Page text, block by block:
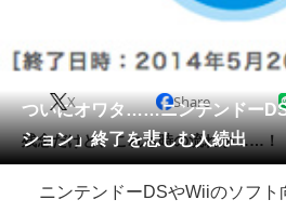
教育・
動物 リサ
会員記事
メディア
注目記事を集めた総合ページ
ついにオワタ……ニンテンドー
ション」終了を悲しむ人続出
X Share
残念だけど、これも時の流れか……！
ニンテンドーDSやWiiのソフト